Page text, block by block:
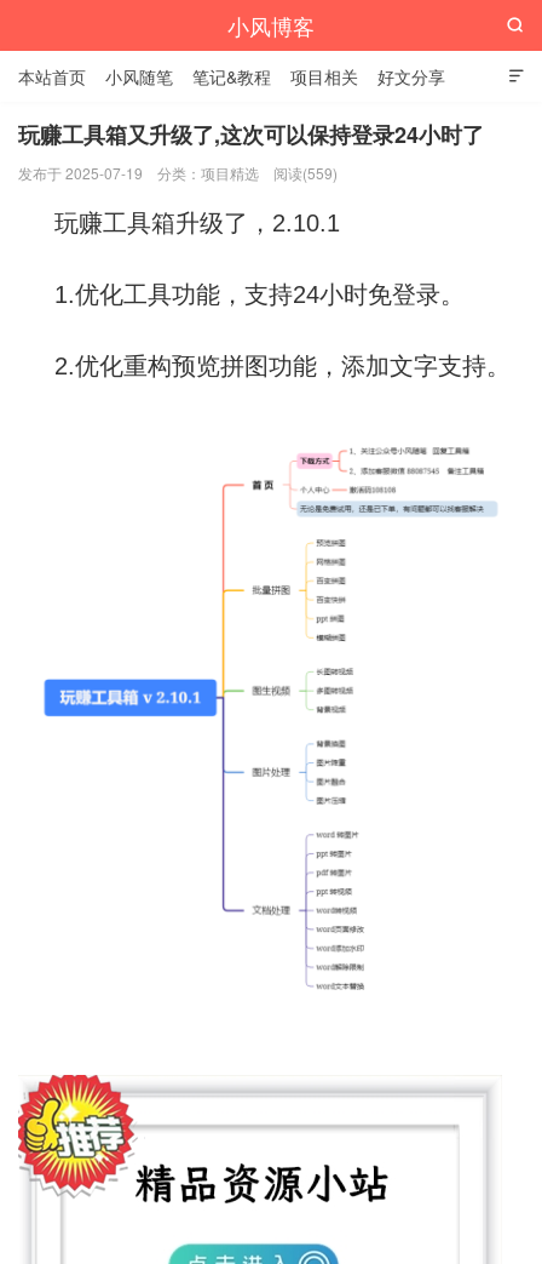
小风博客

本站首页 小风随笔 笔记&教程 项目相关 好文分享
栏目汇总

玩赚工具箱又升级了,这次可以保持登录24小时了
发布于 2025-07-19 分类： 项目精选 阅读(559)
玩赚工具箱升级了，2.10.1
1.优化工具功能，支持24小时免登录。
2.优化重构预览拼图功能，添加文字支持。